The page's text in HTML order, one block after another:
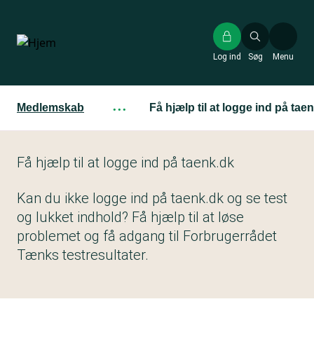
hovedindhold
Søg
Log ind Menu
Medlemskab ··· Få hjælp til at logge ind på
Få hjælp til at logge ind på taenk.dk
Kan du ikke logge ind på taenk.dk og se test
og lukket indhold? Få hjælp til at løse
problemet og få adgang til Forbrugerrådet
Tænks testresultater.